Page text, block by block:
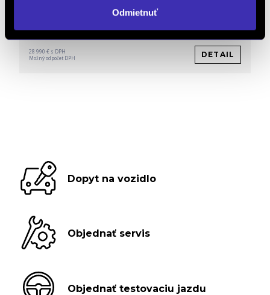
Odmietnuť
-25%
23 569 €bez DPH
28 990 € s DPH
Možný odpočet DPH
DETAIL
Dopyt na vozidlo
Objednať servis
Objednať testovaciu jazdu